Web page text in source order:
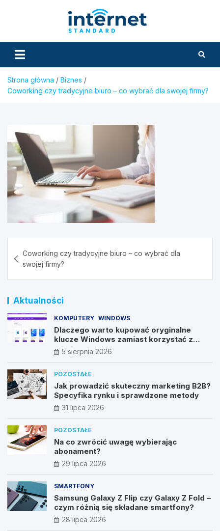
Strona główna
Biznes
Coworking czy tradycyjne biuro – co wybrać dla swojej firmy?
wpisu
Coworking czy tradycyjne biuro – co wybrać dla
swojej firmy?
Aktualności
KOMPUTERY WINDOWS
Dlaczego warto kupować oryginalne
klucze Windows zamiast korzystać z
nieautoryzowanych źródeł?
5 sierpnia 2026
POZOSTAŁE
Jak prowadzić skuteczny marketing B2B?
Specyfika rynku i sprawdzone metody
31 lipca 2026
POZOSTAŁE
Na co zwrócić uwagę wybierając
abonament?
29 lipca 2026
SMARTFONY
Samsung Galaxy Z Flip czy Galaxy Z Fold –
czym różnią się składane smartfony?
28 lipca 2026